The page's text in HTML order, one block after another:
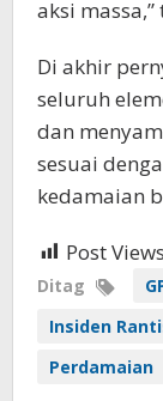
aksi
Di akhir
seluruh
dan
sesuai
kedamaian
Post
Ditag
Insiden
Perdamaian